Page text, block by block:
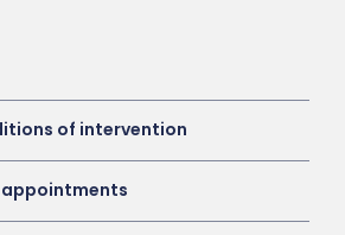
of intervention